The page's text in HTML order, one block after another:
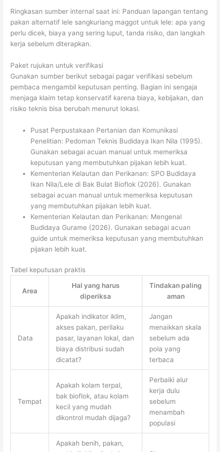
Ringkasan sumber internal saat ini: Panduan lapangan tentang
pakan alternatif lele sangkuriang maggot untuk lele: apa yang
perlu dicek, biaya yang sering luput, tanda risiko, dan langkah
kerja sebelum diterapkan.
Paket rujukan untuk verifikasi
Gunakan sumber berikut sebagai pagar verifikasi sebelum
pembaca mengambil keputusan penting. Bagian ini sengaja
menjaga klaim tetap konservatif karena biaya, kebijakan, dan
risiko teknis bisa berubah menurut lokasi.
Pusat Perpustakaan Pertanian dan Komunikasi
Penelitian: Pedoman Teknis Budidaya Ikan Nila (1995).
Gunakan sebagai acuan manual untuk memeriksa
keputusan yang membutuhkan pijakan lebih kuat.
Kementerian Kelautan dan Perikanan: SPO Budidaya
Ikan Nila/Lele di Bak Bulat Bioflok (2026). Gunakan
sebagai acuan manual untuk memeriksa keputusan
yang membutuhkan pijakan lebih kuat.
Kementerian Kelautan dan Perikanan: Mengenal
Budidaya Gurame (2026). Gunakan sebagai acuan
guide untuk memeriksa keputusan yang membutuhkan
pijakan lebih kuat.
Tabel keputusan praktis
Area
Hal yang harus
diperiksa
Tindakan paling
aman
Data
Apakah indikator iklim,
akses pakan, perilaku
pasar, layanan lokal, dan
biaya distribusi sudah
dicatat?
Jangan
menaikkan skala
sebelum ada
pola yang
terbaca
Tempat
Apakah kolam terpal,
bak bioflok, atau kolam
kecil yang mudah
dikontrol mudah dijaga?
Perbaiki alur
kerja dulu
sebelum
menambah
populasi
Apakah benih, pakan,